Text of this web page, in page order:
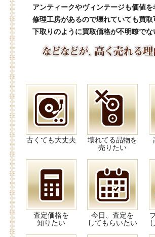
アンティークやヴィンテージも価値を
修理工房があるので壊れていても買取
下取りのように買取価格が不明瞭でな
古くても大丈夫
壊れてる品物を
売りたい
査定価格を
知りたい
今日、査定を
してもらいたい